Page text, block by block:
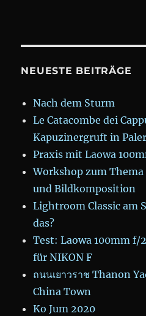
NEUESTE BEITRÄGE
Nach dem Sturm
Le Catacombe dei
Kapuzinergruft in
Praxis mit Laowa
Workshop zum
und Bildkomposition
Lightroom Classic am
das?
Test: Laowa 100mm f/
für NIKON F
ถนนเยาวราช Thanon
China Town
Ko Jum 2020